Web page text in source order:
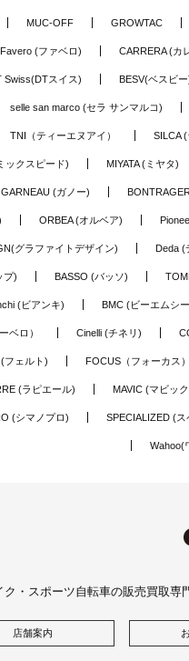
MUC-OFF GROWTAC
Favero (ファベロ) CARRERA (カ
Swiss(DTスイス) BESV(ベスビー
selle san marco (セラ サンマルコ)
TNI（ティーエヌアイ） SILCA
ックスピード) MIYATA (ミヤタ)
GARNEAU (ガノー)
ORBEA (オルベア)
グラファイトデザイン) Deda (
プ) BASSO (バッソ)
(ビアンキ) BMC (ビーエムシ
ベロ） Cinelli (チネリ)
フェルト) FOCUS（フォーカス）
(ラピエール) MAVIC (マビッ
(シマノプロ) SPECIALIZED (
Wahoo(
ク・スポーツ自転車の販売買取
店舗案内